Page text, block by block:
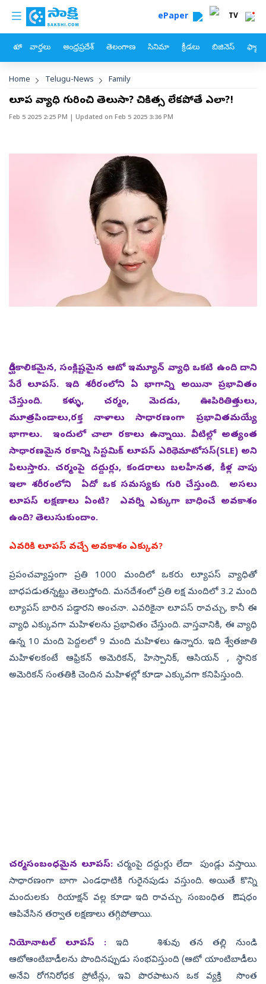
Skip to main content
custom menu ePaper TV
హోం వార్తలు ఆంధ్రప్రదేశ్ తెలంగాణ సినిమా క్రీడలు బిజినెస్
Breadcrumb
Home Telugu-News Family
లూపస్ వ్యాధి గురించి తెలుసా? చికిత్స లేకపోతే ఎలా?!
Feb 5 2025 2:25 PM | Updated on Feb 5 2025 3:36 PM
దీర్ఘకాలికమైన, సంక్లిష్టమైన ఆటో ఇమ్యూన్‌ వ్యాధి ఒకటి ఉంది దాని
పేరే లూపస్. ఇది శరీరంలోని ఏ భాగాన్ని అయినా ప్రభావితం
చేస్తుంది. కళ్ళు, చర్మం, మెదడు, ఊపిరితిత్తులు,
మూత్రపిండాలు,రక్త నాళాలు సాధారణంగా ప్రభావితమయ్యే
భాగాలు. ఇందులో చాలా రకాలు ఉన్నాయి. వీటిల్లో అత్యంత
సాధారణమైన రకాన్ని సిస్టమిక్ లూపస్ ఎరిథెమాటోసస్(SLE) అని
పిలుస్తారు. చ‌ర్మంపై ద‌ద్దుర్లు, కండ‌రాలు బ‌ల‌హీన‌త, కీళ్ల‌ వాపు
ఇలా శ‌రీరంలోని ఏదో ఒక స‌మ‌స్య‌కు గురి చేస్తుంది. అసలు
లూపస్‌ లక్షణాలు ఏంటి? ఎవర్ని ఎక్కుగా బాధించే అవకాశం
ఉంది? తెలుసుకుందాం.
ఎవరికి లూపస్ వచ్చే అవకాశం ఎక్కువ?
ప్ర‌పంచ‌వ్యాప్తంగా ప్ర‌తి 1000 మందిలో ఒక‌రు ల్యూప‌స్ వ్యాధితో
బాధ‌ప‌డుతన్నట్టు తెలుస్తోంది. మ‌న‌దేశంలో ప్ర‌తి ల‌క్ష మందిలో 3.2 మంది
ల్యూప‌స్ బారిన ప‌డ్డార‌ని అంచ‌నా. ఎవరికైనా లూపస్ రావచ్చు, కానీ ఈ
వ్యాధి ఎక్కువగా మహిళలను ప్రభావితం చేస్తుంది. వాస్తవానికి, ఈ వ్యాధి
ఉన్న 10 మంది పెద్దలలో 9 మంది మహిళలు ఉన్నారు. ఇది శ్వేతజాతి
మహిళలకంటే ఆఫ్రికన్ అమెరికన్, హిస్పానిక్, ఆసియన్ , స్థానిక
అమెరికన్ సంతతికి చెందిన మహిళల్లో కూడా ఎక్కువగా కనిపిస్తుంది.
చర్మసంబంధమైన లూపస్‌: చర్మంపై దద్దుర్లు లేదా పుండ్లు వస్తాయి.
సాధారణంగా బాగా ఎండధాటికి గురైనపుడు వస్తుంది. అయితే కొన్ని
మందులకు రియాక్షన్‌ వల్ల కూడా ఇది రావచ్చు. సంబంధిత ఔషధం
ఆపివేసిన తర్వాత లక్షణాలు తగ్గిపోతాయి.
నియోనాటల్ లూపస్ : ఇది శిశువు తన తల్లి నుండి
ఆటోఆంటిబాడీలను పొందినప్పుడు సంభవిస్తుంది (ఆటో యాంటిబాడీలు
అనేవి రోగనిరోధక ప్రోటీన్లు, ఇవి పొరపాటున ఒక వ్యక్తి సొంత